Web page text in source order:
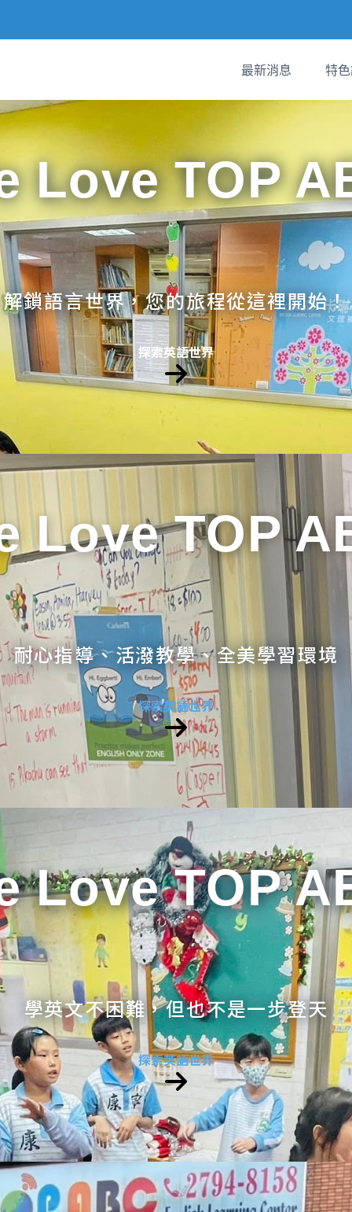
最新消息 特
Love TOP
解鎖語言世界，您的旅程從這裡開始！
探索英語世界
Love TOP
耐心指導、活潑教學、全美學習環境
探索英語世界
Love TOP
學英文不困難，但也不是一步登天
探索英語世界